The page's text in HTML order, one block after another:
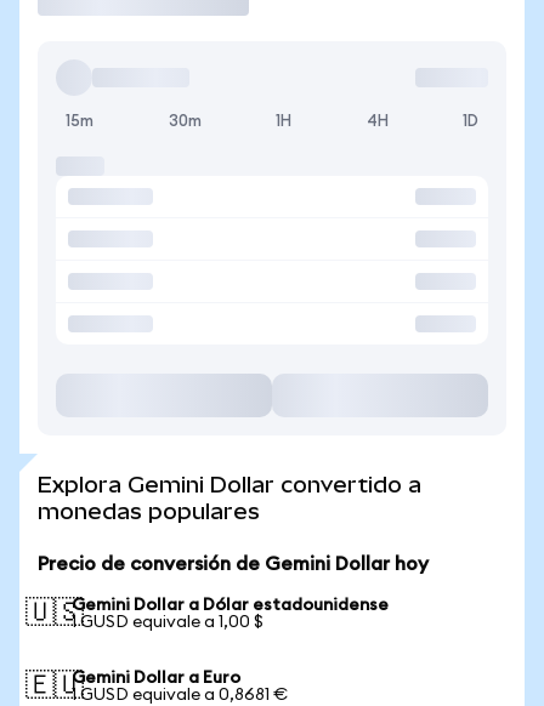
15m 30m 1H 4H 1D
Explora Gemini Dollar convertido a
monedas populares
Precio de conversión de Gemini Dollar hoy
🇺🇸Gemini Dollar a Dólar estadounidense
1 GUSD equivale a 1,00 $
🇪🇺Gemini Dollar a Euro
1 GUSD equivale a 0,8681 €